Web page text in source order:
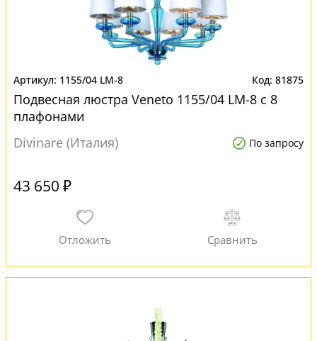
1155/04 LM-8 81875
Подвесная люстра Veneto 1155/04 LM-8 с 8
плафонами
Divinare (Италия)
По запросу
43 650 ₽